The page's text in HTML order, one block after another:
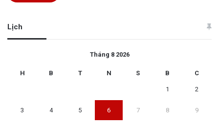
Lịch
Tháng 8 2026
H B T N S B C
1 2
3 4 5 6 7 8 9